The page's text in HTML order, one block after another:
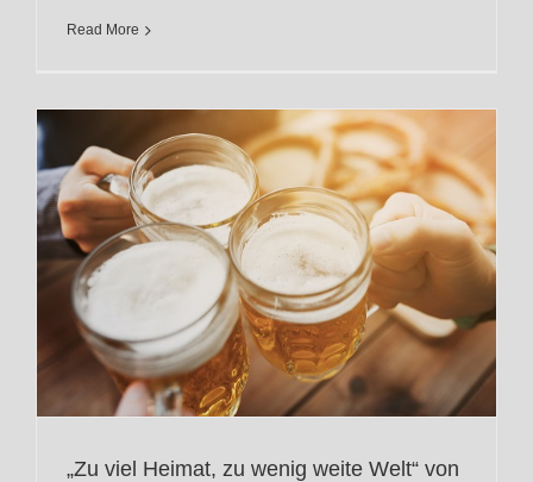
Read More
„Zu viel Heimat, zu wenig weite Welt“ von